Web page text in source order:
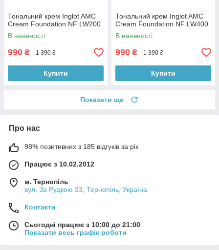
Тональний крем Inglot AMC
Cream Foundation NF LW200
В наявності
990 ₴ 1 390 ₴
Купити
Тональний крем Inglot AMC
Cream Foundation NF LW400
В наявності
990 ₴ 1 390 ₴
Купити
Показати ще
Про нас
98% позитивних з 185 відгуків за рік
Працює з 10.02.2012
м. Тернопіль
вул. За Рудкою 33, Тернопіль, Україна
Контакти
Сьогодні працює з 10:00 до 21:00
Показати весь графік роботи